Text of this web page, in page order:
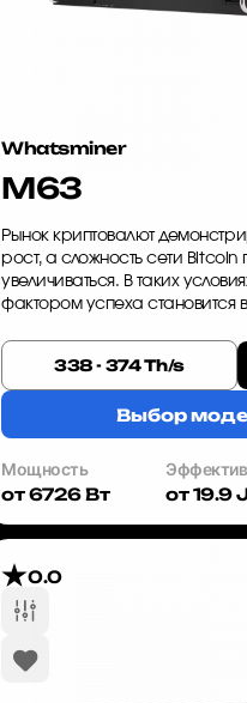
Whatsminer
M63
Рынок криптовалют
рост, а сложность сети Bitcoin
увеличиваться. В таких
фактором успеха становится
оборудования. Whatsminer
338 - 374 Th/s
Выбор
Мощность
от 6726 Вт
от 19.9
0.0